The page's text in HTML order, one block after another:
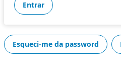
esqueci-me da password